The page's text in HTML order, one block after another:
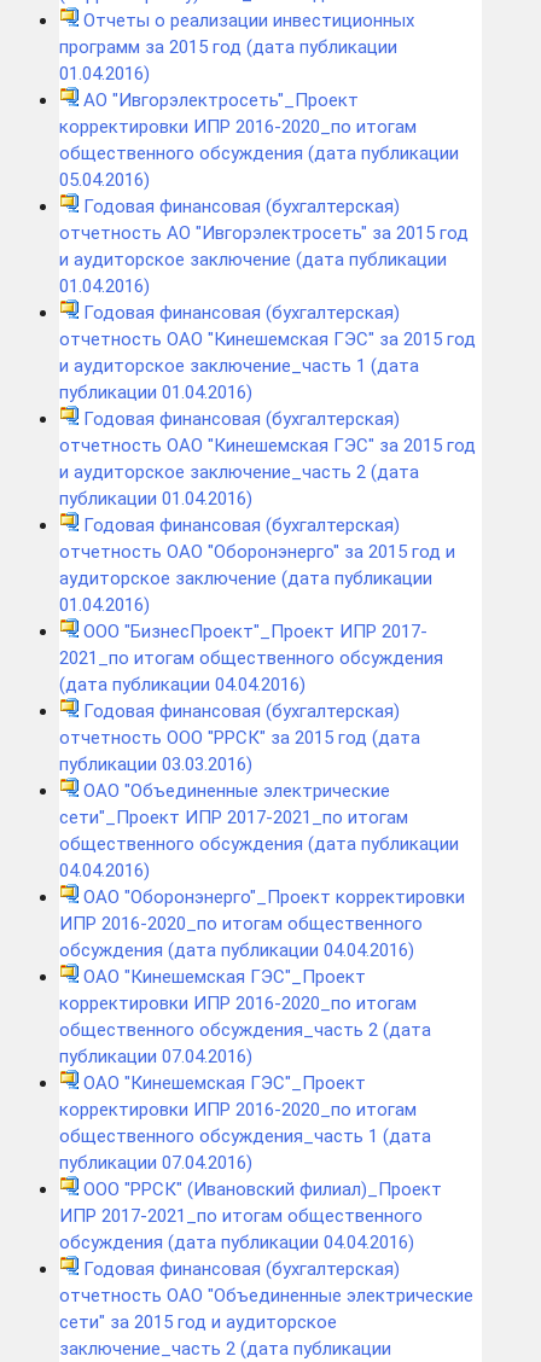
Отчеты о реализации инвестиционных
программ за 2015 год (дата публикации
01.04.2016)
АО "Ивгорэлектросеть"_Проект
корректировки ИПР 2016-2020_по итогам
общественного обсуждения (дата публикации
05.04.2016)
Годовая финансовая (бухгалтерская)
отчетность АО "Ивгорэлектросеть" за 2015 год
и аудиторское заключение (дата публикации
01.04.2016)
Годовая финансовая (бухгалтерская)
отчетность ОАО "Кинешемская ГЭС" за 2015 год
и аудиторское заключение_часть 1 (дата
публикации 01.04.2016)
Годовая финансовая (бухгалтерская)
отчетность ОАО "Кинешемская ГЭС" за 2015 год
и аудиторское заключение_часть 2 (дата
публикации 01.04.2016)
Годовая финансовая (бухгалтерская)
отчетность ОАО "Оборонэнерго" за 2015 год и
аудиторское заключение (дата публикации
01.04.2016)
ООО "БизнесПроект"_Проект ИПР 2017-
2021_по итогам общественного обсуждения
(дата публикации 04.04.2016)
Годовая финансовая (бухгалтерская)
отчетность ООО "РРСК" за 2015 год (дата
публикации 03.03.2016)
ОАО "Объединенные электрические
сети"_Проект ИПР 2017-2021_по итогам
общественного обсуждения (дата публикации
04.04.2016)
ОАО "Оборонэнерго"_Проект корректировки
ИПР 2016-2020_по итогам общественного
обсуждения (дата публикации 04.04.2016)
ОАО "Кинешемская ГЭС"_Проект
корректировки ИПР 2016-2020_по итогам
общественного обсуждения_часть 2 (дата
публикации 07.04.2016)
ОАО "Кинешемская ГЭС"_Проект
корректировки ИПР 2016-2020_по итогам
общественного обсуждения_часть 1 (дата
публикации 07.04.2016)
ООО "РРСК" (Ивановский филиал)_Проект
ИПР 2017-2021_по итогам общественного
обсуждения (дата публикации 04.04.2016)
Годовая финансовая (бухгалтерская)
отчетность ОАО "Объединенные электрические
сети" за 2015 год и аудиторское
заключение_часть 2 (дата публикации